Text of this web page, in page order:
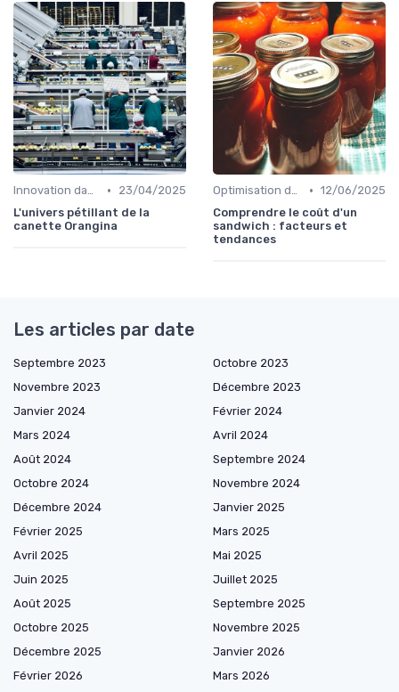
Innovation dans la food •
23/04/2025
L'univers pétillant de la
canette Orangina
Optimisation des coûts • 12/06/2025
Comprendre le coût d'un
sandwich : facteurs et
tendances
Les articles par date
Septembre 2023
Octobre 2023
Novembre 2023
Décembre 2023
Janvier 2024
Février 2024
Mars 2024
Avril 2024
Août 2024
Septembre 2024
Octobre 2024
Novembre 2024
Décembre 2024
Janvier 2025
Février 2025
Mars 2025
Avril 2025
Mai 2025
Juin 2025
Juillet 2025
Août 2025
Septembre 2025
Octobre 2025
Novembre 2025
Décembre 2025
Janvier 2026
Février 2026
Mars 2026